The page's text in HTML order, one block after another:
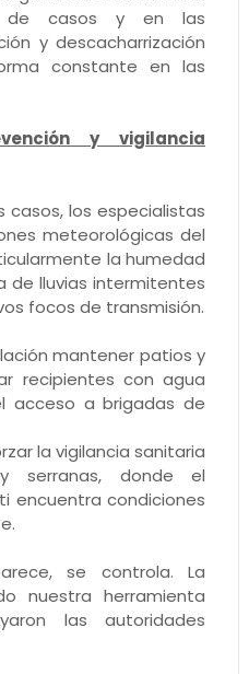
de casos y en las
y descacharrización
constante en las
y vigilancia
casos, los especialistas
meteorológicas del
la humedad
de lluvias intermitentes
focos de transmisión.
mantener patios y
recipientes con agua
acceso a brigadas de
la vigilancia sanitaria
serranas, donde el
encuentra condiciones
se controla. La
nuestra herramienta
las autoridades